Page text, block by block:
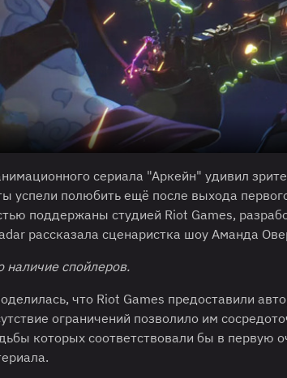
сериала "Аркейн" удивил
успели полюбить ещё после выхода
поддержаны студией Riot Games,
рассказала сценаристка шоу Аманда
спойлеров.
что Riot Games предоставили
ограничений позволило им
которых соответствовали бы в первую